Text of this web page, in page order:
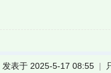
发表于 2025-5-17 08:55 |